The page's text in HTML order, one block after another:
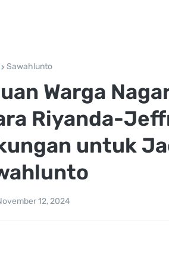
Sawahlunto
Warga
Riyanda-
untuk
12, 2024